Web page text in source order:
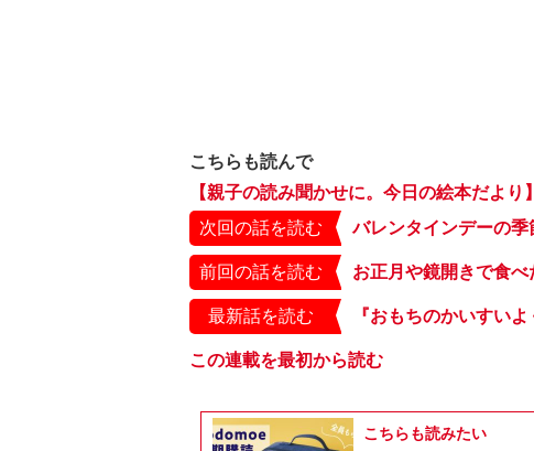
こちらも読んで
【親子の読み聞かせに。今日の絵本だより】
次回の話を読む
前回の話を読む
最新話を読む
この連載を最初から読む
こちらも読みたい